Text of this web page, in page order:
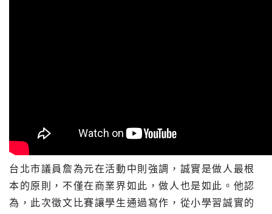
台北市議員詹為元在活動中則強調，誠實是做人最根
本的原則，不僅在商業界如此，做人也是如此。他認
為，此次徵文比賽讓學生通過寫作，從小學習誠實的